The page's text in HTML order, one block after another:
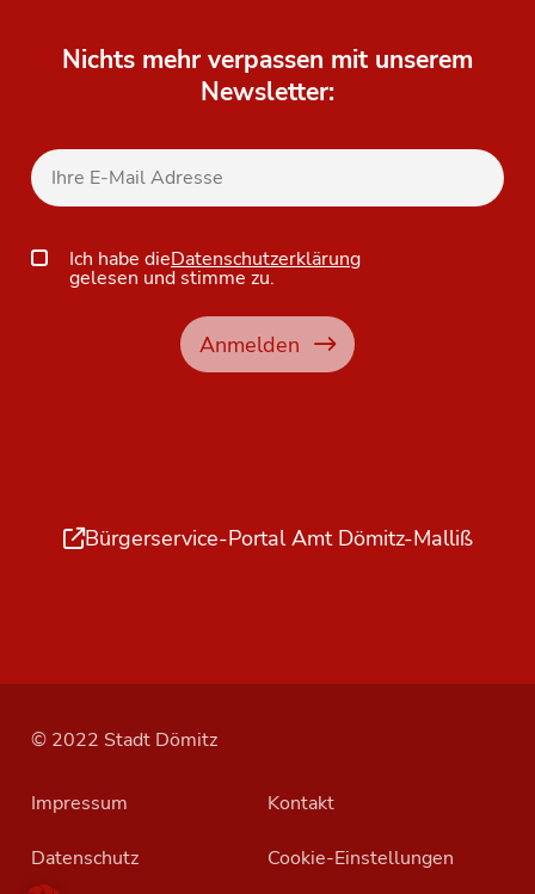
Nichts mehr verpassen mit unserem
Newsletter:
Anmelden
Ich habe dieDatenschutzerklärung
gelesen und stimme zu.
Bürgerservice-Portal Amt Dömitz-Malliß
© 2022 Stadt Dömitz
Impressum Kontakt
Datenschutz Cookie-Einstellungen